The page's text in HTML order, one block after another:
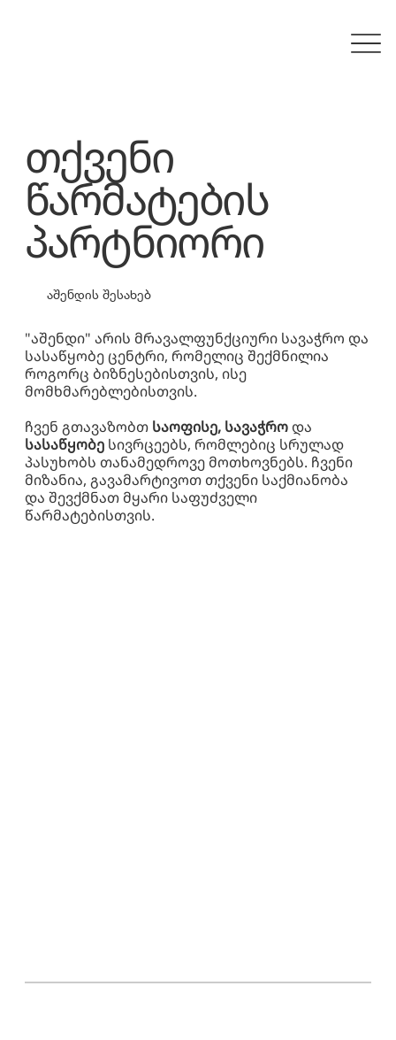
თქვენი
წარმატების
პარტნიორი
აშენდის შესახებ
"აშენდი" არის მრავალფუნქციური სავაჭრო და
სასაწყობე ცენტრი, რომელიც შექმნილია
როგორც ბიზნესებისთვის, ისე
მომხმარებლებისთვის.
ჩვენ გთავაზობთ საოფისე, სავაჭროდა
სასაწყობე სივრცეებს, რომლებიც სრულად
პასუხობს თანამედროვე მოთხოვნებს. ჩვენი
მიზანია, გავამარტივოთ თქვენი საქმიანობა
და შევქმნათ მყარი საფუძველი
წარმატებისთვის.